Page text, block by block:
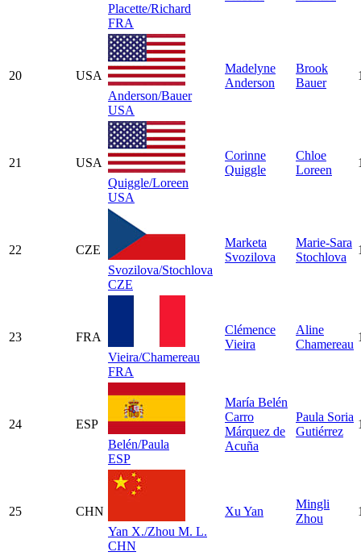
Placette/Richard
FRA
20
USA
Anderson/Bauer
USA
Madelyne
Anderson
Brook
Bauer
21
USA
Quiggle/Loreen
USA
Corinne
Quiggle
Chloe
Loreen
22
CZE
Svozilova/Stochlova
CZE
Marketa
Svozilova
Marie-Sara
Stochlova
23
FRA
Vieira/Chamereau
FRA
Clémence
Vieira
Aline
Chamereau
24
ESP
Belén/Paula
ESP
María Belén
Carro
Márquez de
Acuña
Paula Soria
Gutiérrez
25
CHN
Yan X./Zhou M. L.
CHN
Xu Yan
Mingli
Zhou